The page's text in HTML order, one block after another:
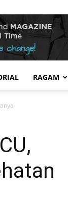
RAGAM